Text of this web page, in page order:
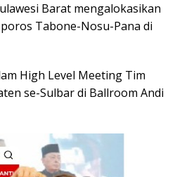
Barat mengalokasikan
Tabone-Nosu-Pana di
High Level Meeting Tim
se-Sulbar di Ballroom Andi